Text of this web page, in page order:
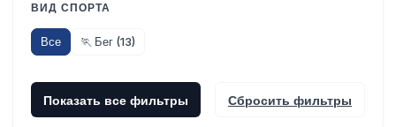
ВИД СПОРТА
Все 🏃 Бег (13)
Показать все фильтры Сбросить фильтры